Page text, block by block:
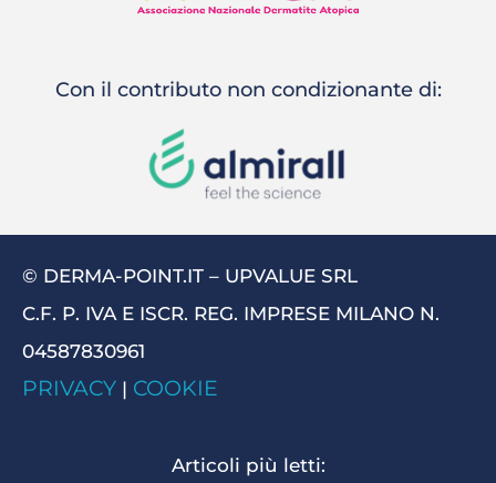
Con il contributo non condizionante di:
© DERMA-POINT.IT – UPVALUE SRL
C.F. P. IVA E ISCR. REG. IMPRESE MILANO N.
04587830961
PRIVACY | COOKIE
Articoli più letti: